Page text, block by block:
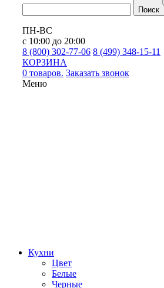
Поиск
ПН-ВС
с 10:00 до 20:00
8 (800) 302-77-06 8 (499) 348-15-11
КОРЗИНА
0 товаров. Заказать звонок
Меню
Кухни
Цвет
Белые
Черные